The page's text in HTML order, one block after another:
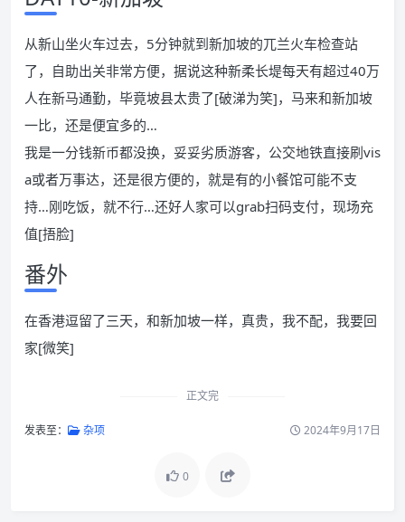
从新山坐火车过去，5分钟就到新加坡的兀兰火车检查站
了，自助出关非常方便，据说这种新柔长堤每天有超过40万
人在新马通勤，毕竟坡县太贵了[破涕为笑]，马来和新加坡
一比，还是便宜多的…
我是一分钱新币都没换，妥妥劣质游客，公交地铁直接刷vis
a或者万事达，还是很方便的，就是有的小餐馆可能不支
持…刚吃饭，就不行…还好人家可以grab扫码支付，现场充
值[捂脸]
番外
在香港逗留了三天，和新加坡一样，真贵，我不配，我要回
家[微笑]
正文完
发表至： 杂项 2024年9月17日
0